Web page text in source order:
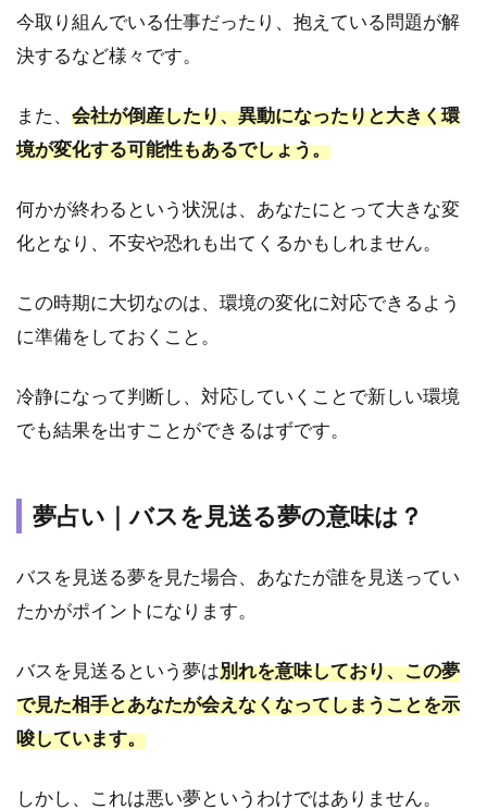
バス
が満
員の
意味
は？
4
乗者
別】
が示
す人
間関
夢占
な
人・
とバ
スに
乗る
4.2
夢占
い｜
供と
今取り組んでいる仕事だったり、抱えている問題が解
決するなど様々です。
また、 会社が倒産したり、異動になったりと大きく環
境が変化する可能性もあるでしょう。
何かが終わるという状況は、あなたにとって大きな変
化となり、不安や恐れも出てくるかもしれません。
この時期に大切なのは、環境の変化に対応できるよう
に準備をしておくこと。
冷静になって判断し、対応していくことで新しい環境
でも結果を出すことができるはずです。
夢占い｜バスを見送る夢の意味は？
バスを見送る夢を見た場合、あなたが誰を見送ってい
たかがポイントになります。
バスを見送るという夢は別れを意味しており、この夢
で見た相手とあなたが会えなくなってしまうことを示
唆しています。
しかし、これは悪い夢というわけではありません。